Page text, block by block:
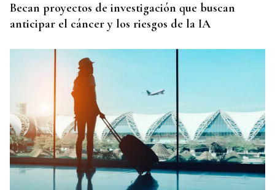
Becan proyectos de investigación que buscan
anticipar el cáncer y los riesgos de la IA